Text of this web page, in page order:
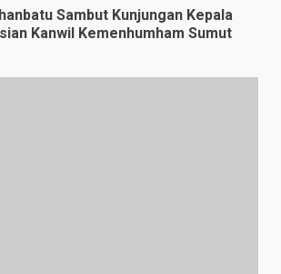
Sambut Kunjungan Kepala
Kanwil Kemenhumham Sumut